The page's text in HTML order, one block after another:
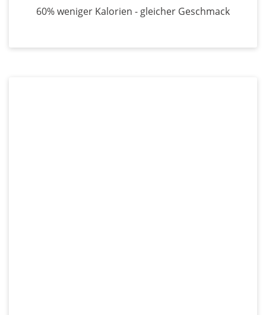
60% weniger Kalorien - gleicher Geschmack